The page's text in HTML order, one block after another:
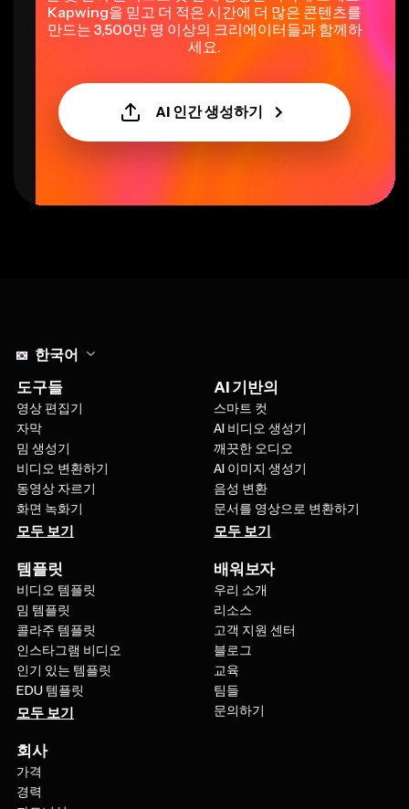
Kapwing을 믿고 더 적은 시간에 더 많은 콘텐츠를
만드는 3,500만 명 이상의 크리에이터들과 함께하
세요.
AI 인간 생성하기
한국어
도구들
영상 편집기
자막
밈 생성기
비디오 변환하기
동영상 자르기
화면 녹화기
모두 보기
AI 기반의
스마트 컷
AI 비디오 생성기
깨끗한 오디오
AI 이미지 생성기
음성 변환
문서를 영상으로 변환하기
모두 보기
템플릿
비디오 템플릿
밈 템플릿
콜라주 템플릿
인스타그램 비디오
인기 있는 템플릿
EDU 템플릿
모두 보기
배워보자
우리 소개
리소스
고객 지원 센터
블로그
교육
팀들
문의하기
회사
가격
경력